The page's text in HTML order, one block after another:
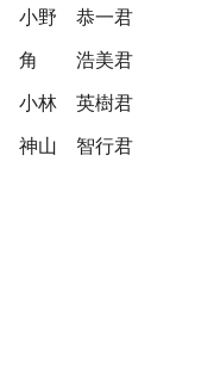
小野 恭一君
角 浩美君
小林 英樹君
神山 智行君